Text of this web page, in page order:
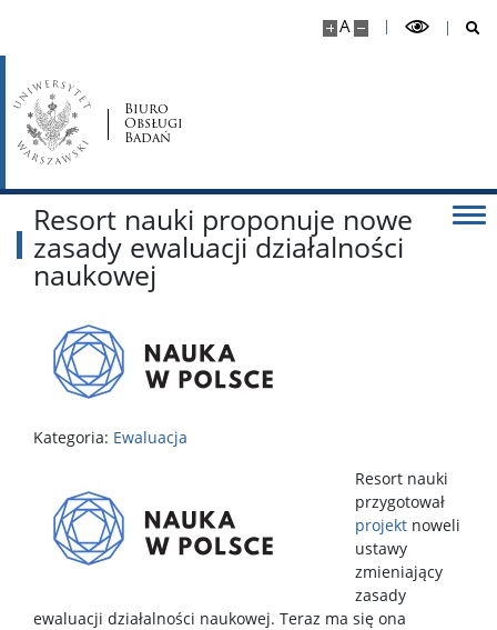
A
Biuro
Obsługi
Badań
Resort nauki proponuje nowe
zasady ewaluacji działalności
naukowej
Kategoria: Ewaluacja
Resort nauki
przygotował
projekt noweli
ustawy
zmieniający
zasady
ewaluacji działalności naukowej. Teraz ma się ona